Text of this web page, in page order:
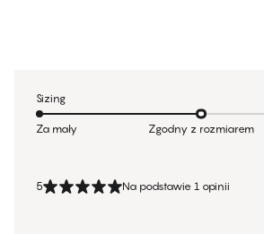
5 Na podstawie 1 opinii
Sizing
Za mały Zgodny z rozmiarem